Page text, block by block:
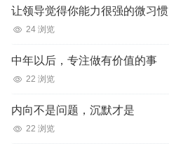
让领导觉得你能力很强的微习惯
24 浏览
中年以后，专注做有价值的事
22 浏览
内向不是问题，沉默才是
22 浏览